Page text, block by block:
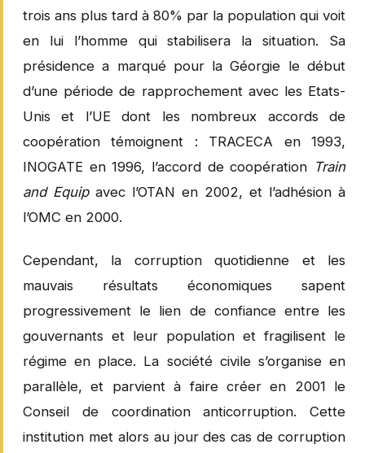
trois ans plus tard à 80% par la population qui voit
en lui l’homme qui stabilisera la situation. Sa
présidence a marqué pour la Géorgie le début
d’une période de rapprochement avec les Etats-
Unis et l’UE dont les nombreux accords de
coopération témoignent : TRACECA en 1993,
INOGATE en 1996, l’accord de coopération Train
and Equipavec l’OTAN en 2002, et l’adhésion à
l’OMC en 2000.
Cependant, la corruption quotidienne et les
mauvais résultats économiques sapent
progressivement le lien de confiance entre les
gouvernants et leur population et fragilisent le
régime en place. La société civile s’organise en
parallèle, et parvient à faire créer en 2001 le
Conseil de coordination anticorruption. Cette
institution met alors au jour des cas de corruption